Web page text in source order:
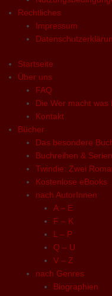
Rechtliches
Impressum
Startseite
Über uns
FAQ
Die Wer macht was
Kontakt
Bücher
Das besondere
Buchreihen & Serien
Twindie: Zwei
Kostenlose eBooks
nach AutorInnen
A – E
F – K
L – P
Q – U
V – Z
nach Genres
Biographien